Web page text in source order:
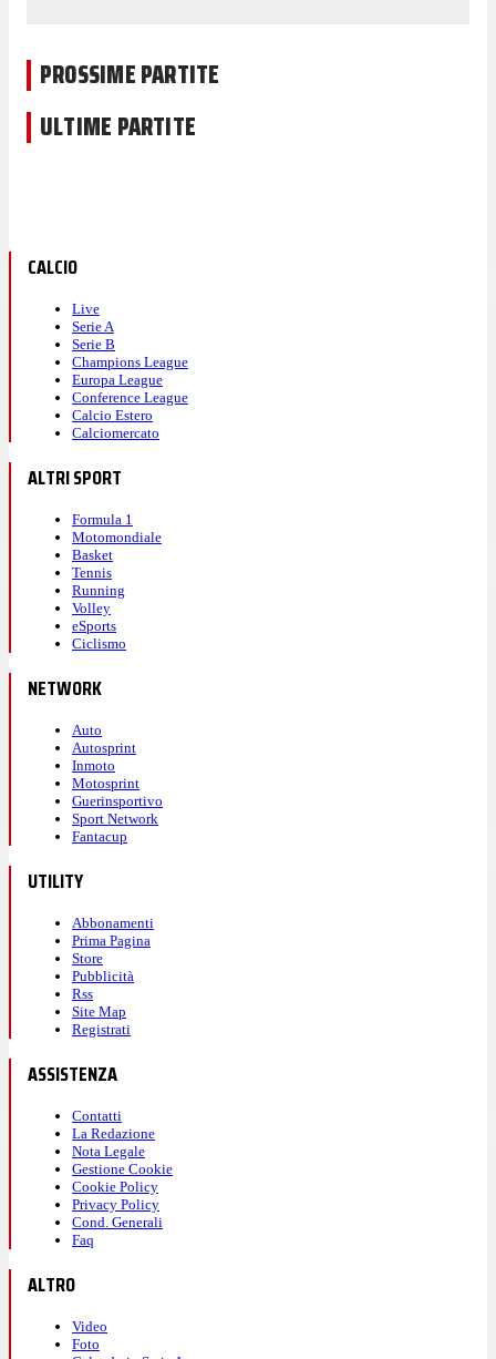
PROSSIME PARTITE
ULTIME PARTITE
CALCIO
Live
Serie A
Serie B
Champions League
Europa League
Conference League
Calcio Estero
Calciomercato
ALTRI SPORT
Formula 1
Motomondiale
Basket
Tennis
Running
Volley
eSports
Ciclismo
NETWORK
Auto
Autosprint
Inmoto
Motosprint
Guerinsportivo
Sport Network
Fantacup
UTILITY
Abbonamenti
Prima Pagina
Store
Pubblicità
Rss
Site Map
Registrati
ASSISTENZA
Contatti
La Redazione
Nota Legale
Gestione Cookie
Cookie Policy
Privacy Policy
Cond. Generali
Faq
ALTRO
Video
Foto